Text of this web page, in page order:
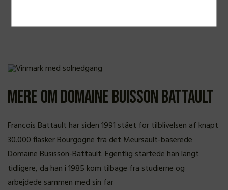
Mere om Domaine Buisson Battault
Francois Battault har siden 1991 stået for tilblivelsen af knapt
30.000 flasker Bourgogne fra det Meursault-baserede
Domaine Busisson-Battault. Egentlig startede han langt
tidligere, da han i 1985 kom tilbage fra studierne og
arbejdede sammen med sin far